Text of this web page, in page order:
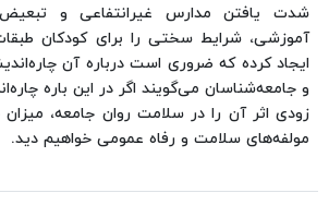
شدت ‌یافتن مدارس غیرانتفاعی و تبعیض
آموزشی، شرایط سختی را برای کودکان
ایجاد کرده که ضروری است درباره آن
و جامعه‌شناسان می‌گویند اگر در این باره
زودی اثر آن را در سلامت روان جامعه،
مولفه‌های سلامت و رفاه عمومی خواهیم دید.